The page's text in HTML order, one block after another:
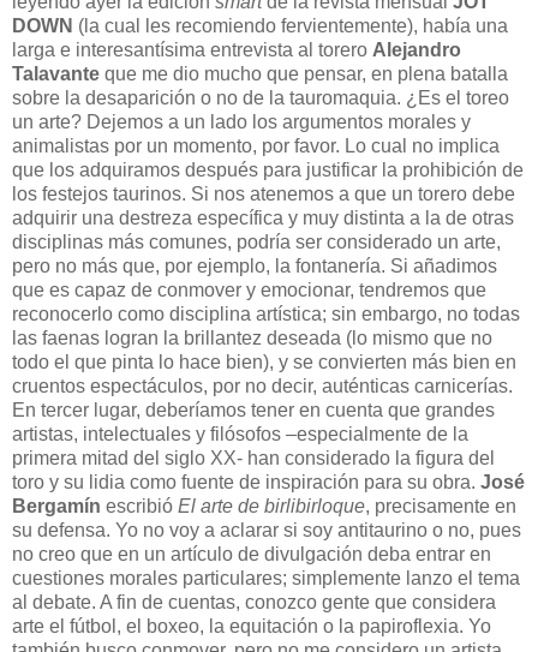
DOWN (la cual les recomiendo fervientemente), había una
larga e interesantísima entrevista al torero Alejandro
Talavante que me dio mucho que pensar, en plena batalla
sobre la desaparición o no de la tauromaquia. ¿Es el toreo
un arte? Dejemos a un lado los argumentos morales y
animalistas por un momento, por favor. Lo cual no implica
que los adquiramos después para justificar la prohibición de
los festejos taurinos. Si nos atenemos a que un torero debe
adquirir una destreza específica y muy distinta a la de otras
disciplinas más comunes, podría ser considerado un arte,
pero no más que, por ejemplo, la fontanería. Si añadimos
que es capaz de conmover y emocionar, tendremos que
reconocerlo como disciplina artística; sin embargo, no todas
las faenas logran la brillantez deseada (lo mismo que no
todo el que pinta lo hace bien), y se convierten más bien en
cruentos espectáculos, por no decir, auténticas carnicerías.
En tercer lugar, deberíamos tener en cuenta que grandes
artistas, intelectuales y filósofos –especialmente de la
primera mitad del siglo XX- han considerado la figura del
toro y su lidia como fuente de inspiración para su obra. José
Bergamín escribió El arte de birlibirloque, precisamente en
su defensa. Yo no voy a aclarar si soy antitaurino o no, pues
no creo que en un artículo de divulgación deba entrar en
cuestiones morales particulares; simplemente lanzo el tema
al debate. A fin de cuentas, conozco gente que considera
arte el fútbol, el boxeo, la equitación o la papiroflexia. Yo